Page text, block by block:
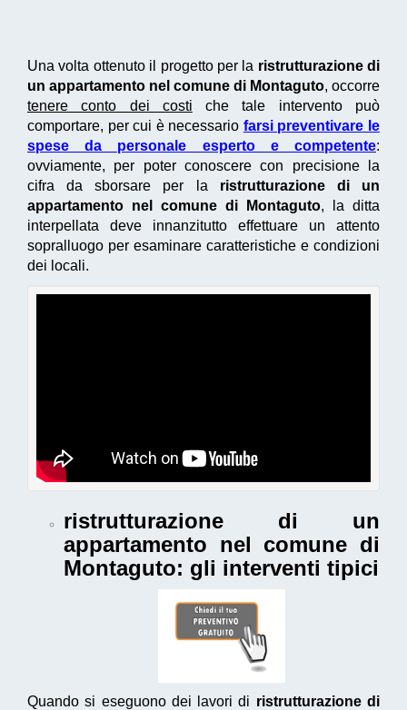
Una volta ottenuto il progetto per la ristrutturazione di
un appartamento nel comune di Montaguto, occorre
tenere conto dei costi che tale intervento può
comportare, per cui è necessario farsi preventivare le
spese da personale esperto e competente:
ovviamente, per poter conoscere con precisione la
cifra da sborsare per la ristrutturazione di un
appartamento nel comune di Montaguto, la ditta
interpellata deve innanzitutto effettuare un attento
sopralluogo per esaminare caratteristiche e condizioni
dei locali.
ristrutturazione di un
appartamento nel comune di
Montaguto: gli interventi tipici
Quando si eseguono dei lavori di ristrutturazione di